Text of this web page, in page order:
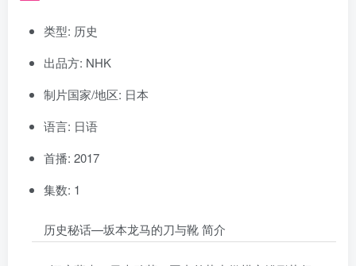
类型: 历史
出品方: NHK
制片国家/地区: 日本
语言: 日语
首播: 2017
集数: 1
历史秘话—坂本龙马的刀与靴 简介